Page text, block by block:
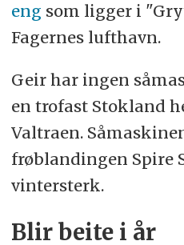
eng som ligger i
Fagernes lufthavn.
Geir har ingen
en trofast Stokland
Valtraen.
frøblandingen Spire
vintersterk.
Blir beite i år